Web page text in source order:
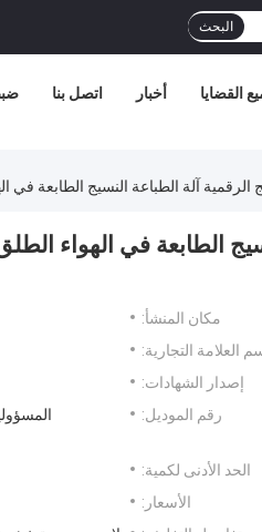
البحث
اتصل بنا أخبار القضايا
الرقمية آلة الطباعة النسيج الطابعة في
الطابعة في الهواء
مكان المنشأ:
العلامة التجارية:
إصدار الشهادات:
رقم الموديل:
الحد الأدنى لكمية:
الأسعار: